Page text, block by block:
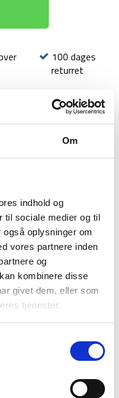
Om
indhold og
til sociale medier og til
oplysninger om
vores partnere inden
og
kombinere disse
givet dem, eller som
tjenester.
100 dages
returret
INFORMATION
er en varm og blød
og outdoor-aktiviteter.
fleece der given
perfekt som
på kølige dage.
effektivt på varmen
dage. Foran har
gør den nem at tage af
De to sidelommer med
som for eksempel
alt hvad du har brug
gør den til et